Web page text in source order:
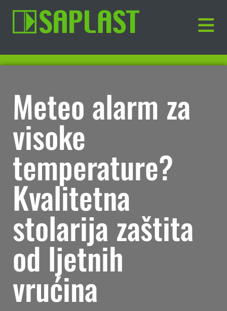
Meteo alarm za
visoke
temperature?
Kvalitetna
stolarija zaštita
od ljetnih
vrućina